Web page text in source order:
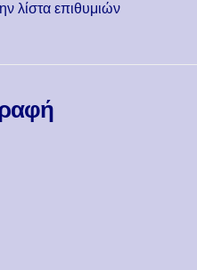
λίστα επιθυμιών